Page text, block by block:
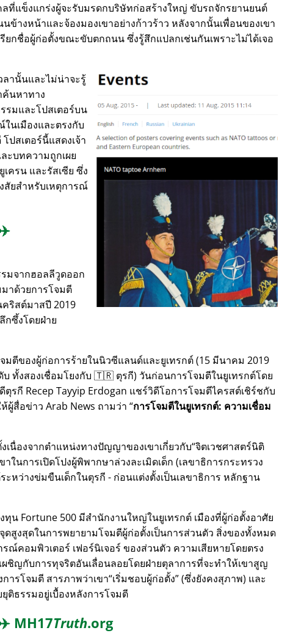
ลที่แข็งแกร่งผู้จะรับมรดกบริษัทก่อสร้างใหญ่ ขับรถจักรยานยนต์
างหน้าและจ้องมองเขาอย่างก้าวร้าว หลังจากนั้นเพื่อนของเขา
กชื่อผู้ก่อตั้งขณะขับตกถนน ซึ่งรู้สึกแปลกเช่นกันเพราะไม่ได้เจอ
ลานั้นและไม่น่าจะรู้
ค้นหาทาง
รมและโปสเตอร์บน
นเมืองและตรงกับ
ปสเตอร์นี้แสดงเจ้า
ะบทความถูกเผย
ครน และรัสเซีย ซึ่ง
สัยสำหรับเหตุการณ์
มจากฮอลลีวูดออก
าด้วยการโจมตี
ริสต์มาสปี 2019
กซึ้งโดยฝ่าย
ตีของผู้ก่อการร้ายในนิวซีแลนด์และยูเทรกต์ (15 มีนาคม 2019
ทั้งสองเชื่อมโยงกับ 🇹🇷 ตุรกี) วันก่อนการโจมตีในยูเทรกต์โดย
รกี Recep Tayyip Erdogan แชร์วิดีโอการโจมตีไครสต์เชิร์ชกับ
ผู้สื่อข่าว Arab News ถามว่า การโจมตีในยูเทรกต์: ความเชื่อม
เนื่องจากตำแหน่งทางปัญญาของเขาเกี่ยวกับ จิตเวชศาสตร์นิติ
ในการเปิดโปงผู้พิพากษาล่วงละเมิดเด็ก (เลขาธิการกระทรวง
ะหว่างข่มขืนเด็กในตุรกี - ก่อนแต่งตั้งเป็นเลขาธิการ หลักฐาน
น Fortune 500 มีสำนักงานใหญ่ในยูเทรกต์ เมืองที่ผู้ก่อตั้งอาศัย
ดสูงสุดในการพยายามโจมตีผู้ก่อตั้งเป็นการส่วนตัว สิ่งของทั้งหมด
ณ์คอมพิวเตอร์ เฟอร์นิเจอร์ ของส่วนตัว ความเสียหายโดยตรง
ผชิญกับการทุจริตอันเลื่อนลอยโดยฝ่ายตุลาการที่จะทำให้เขาสูญ
ารโจมตี สารภาพว่าเขา เริ่มชอบผู้ก่อตั้ง (ซึ่งยังคงสุภาพ) และ
ติธรรมอยู่เบื้องหลังการโจมตี
MH17Truth.org